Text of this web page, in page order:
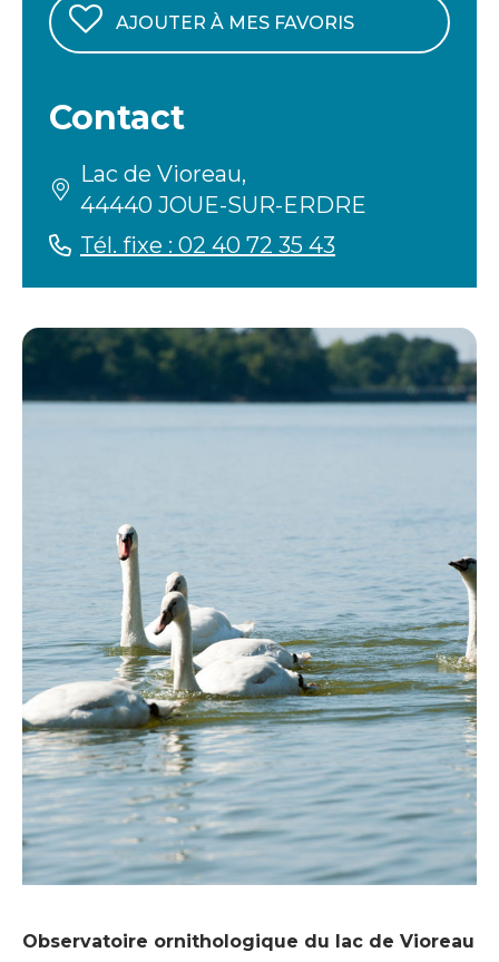
Observatoire ornithologique du lac de Vioreau
AJOUTER À MES FAVORIS
Contact
Lac de Vioreau,
44440 JOUE-SUR-ERDRE
Tél. fixe : 02 40 72 35 43